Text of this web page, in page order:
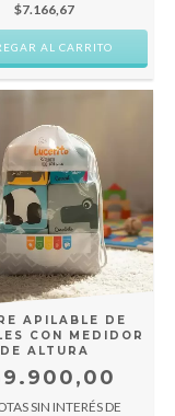
$7.166,67
APILABLE DE
CON MEDIDOR
DE ALTURA
SIN INTERÉS DE